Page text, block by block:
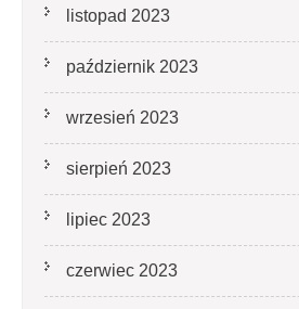
listopad 2023
październik 2023
wrzesień 2023
sierpień 2023
lipiec 2023
czerwiec 2023